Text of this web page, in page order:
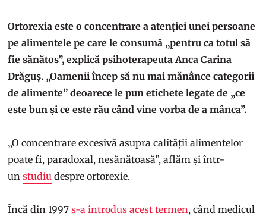
Ortorexia este o concentrare a atenției unei persoane
pe alimentele pe care le consumă „pentru ca totul să
fie sănătos”, explică psihoterapeuta Anca Carina
Drăguș. „Oamenii încep să nu mai mănânce categorii
de alimente” deoarece le pun etichete legate de „ce
este bun și ce este rău când vine vorba de a mânca”.
„O concentrare excesivă asupra calității alimentelor
poate fi, paradoxal, nesănătoasă”, aflăm și într-
unstudiu despre ortorexie.
Încă din 1997 s-a introdus acest termen, când medicul